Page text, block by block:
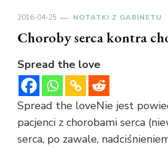
2016-04-25 NOTATKI Z GABINETU
Choroby serca kontra
Spread the love
Spread the loveNie jest
pacjenci z chorobami serca
serca, po zawale,